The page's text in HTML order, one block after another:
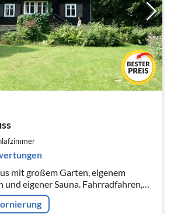
mit großem Garten, eigenem
Sauna. Fahrradfahren,
sind tolle Möglichkeiten in